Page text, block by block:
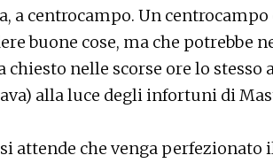
a centrocampo. Un
buone cose, ma che potrebbe
chiesto nelle scorse ore lo
alla luce degli infortuni di
attende che venga perfezionato